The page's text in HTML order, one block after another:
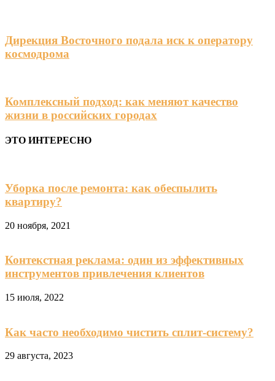
Дирекция Восточного подала иск к оператору
космодрома
Комплексный подход: как меняют качество
жизни в российских городах
ЭТО ИНТЕРЕСНО
Уборка после ремонта: как обеспылить
квартиру?
20 ноября, 2021
Контекстная реклама: один из эффективных
инструментов привлечения клиентов
15 июля, 2022
Как часто необходимо чистить сплит-систему?
29 августа, 2023